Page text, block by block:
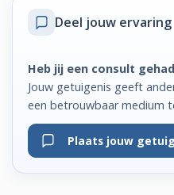
Deel jouw ervaring
Heb jij een consult
Jouw getuigenis geeft
een betrouwbaar medium
Plaats jouw